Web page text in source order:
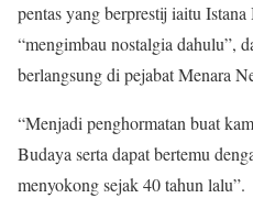
pentas yang berprestij iaitu
“mengimbau nostalgia dahulu”,
berlangsung di pejabat Menara
“Menjadi penghormatan buat
Budaya serta dapat bertemu
menyokong sejak 40 tahun lalu”.